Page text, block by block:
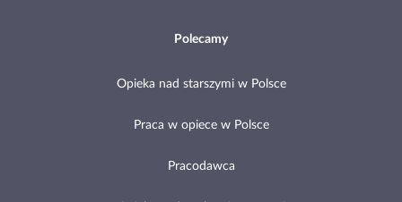
Polecamy
Opieka nad starszymi w Polsce
Praca w opiece w Polsce
Pracodawca